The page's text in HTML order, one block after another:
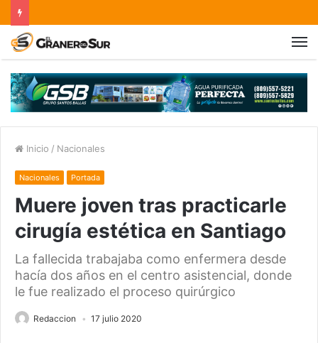
Inicio / Nacionales
Nacionales Portada
Muere joven tras practicarle
cirugía estética en Santiago
La fallecida trabajaba como enfermera desde
hacía dos años en el centro asistencial, donde
le fue realizado el proceso quirúrgico
Redaccion 17 julio 2020